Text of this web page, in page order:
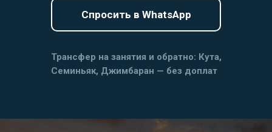
Спросить в WhatsApp
Трансфер на занятия и обратно: Кута,
Семиньяк, Джимбаран — без доплат